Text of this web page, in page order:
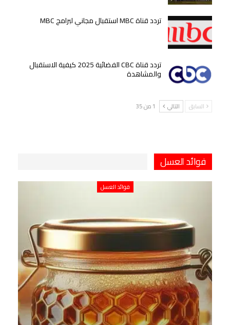
تردد قناة MBC استقبال مجاني لبرامج MBC
تردد قناة CBC الفضائية 2025 كيفية الاستقبال
والمشاهدة
السابق التالي 1 من 35
فوائد العسل
فوائد العسل